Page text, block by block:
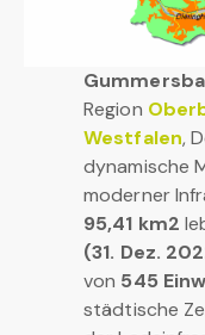
Region
Westfalen,
dynamische
moderner
95,41 km2
(31. Dez.
von 545
städtische